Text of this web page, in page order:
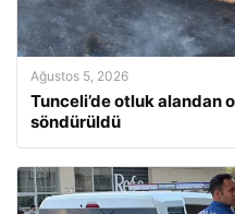
Ağustos 5, 2026
Tunceli’de otluk alandan
söndürüldü